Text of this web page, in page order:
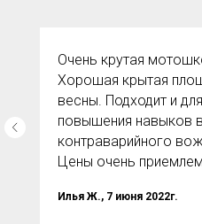
Очень крутая
Хорошая крытая
весны. Подходит и
повышения навыков
контраварийного
Цены очень
Илья Ж., 7 июня 2022г.